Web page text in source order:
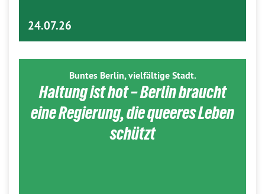
24.07.26
Buntes Berlin, vielfältige Stadt.
Haltung ist hot – Berlin braucht
eine Regierung, die queeres Leben
schützt